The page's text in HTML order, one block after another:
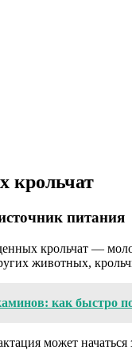
крольчат
питания
крольчат —
животных,
как быстро
может